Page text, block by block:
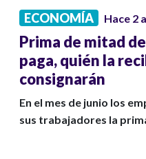
ECONOMÍA Hace 2
Prima de mitad
paga, quién la
consignarán
En el mes de junio los
sus trabajadores la